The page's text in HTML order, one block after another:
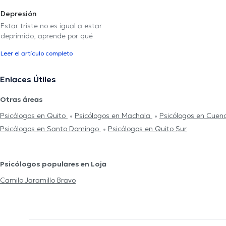
Depresión
Estar triste no es igual a estar
deprimido, aprende por qué
Leer el artículo completo
Enlaces Útiles
Otras áreas
Psicólogos en Quito
Psicólogos en Machala
Psicólogos en
Psicólogos en Santo Domingo
Psicólogos en Quito Sur
Psicólogos populares en Loja
Camilo Jaramillo Bravo